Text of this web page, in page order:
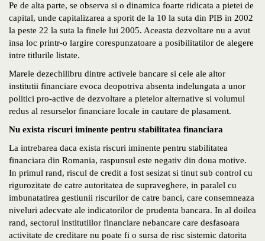
Pe de alta parte, se observa si o dinamica foarte ridicata a pietei de
capital, unde capitalizarea a sporit de la 10 la suta din PIB in 2002
la peste 22 la suta la finele lui 2005. Aceasta dezvoltare nu a avut
insa loc printr-o largire corespunzatoare a posibilitatilor de alegere
intre titlurile listate.
Marele dezechilibru dintre activele bancare si cele ale altor
institutii financiare evoca deopotriva absenta indelungata a unor
politici pro-active de dezvoltare a pietelor alternative si volumul
redus al resurselor financiare locale in cautare de plasament.
Nu exista riscuri iminente pentru stabilitatea financiara
La intrebarea daca exista riscuri iminente pentru stabilitatea
financiara din Romania, raspunsul este negativ din doua motive.
In primul rand, riscul de credit a fost sesizat si tinut sub control cu
rigurozitate de catre autoritatea de supraveghere, in paralel cu
imbunatatirea gestiunii riscurilor de catre banci, care consemneaza
niveluri adecvate ale indicatorilor de prudenta bancara. In al doilea
rand, sectorul institutiilor financiare nebancare care desfasoara
activitate de creditare nu poate fi o sursa de risc sistemic datorita